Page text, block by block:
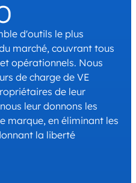
d'outils le plus
marché, couvrant tous
opérationnels. Nous
de charge de VE
de leur
leur donnons les
marque, en éliminant les
la liberté